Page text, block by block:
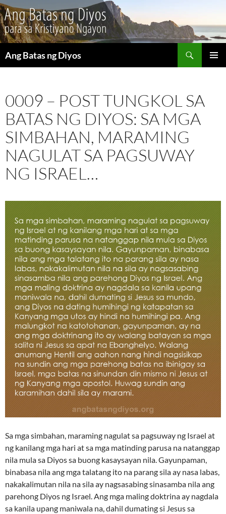
Ang Batas ng Diyos
0009 – POST TUNGKOL SA
BATAS NG DIYOS: SA MGA
SIMBAHAN, MARAMING
NAGULAT SA PAGSUWAY
NG ISRAEL…
Sa mga simbahan, maraming nagulat sa pagsuway ng Israel at
ng kanilang mga hari at sa mga matinding parusa na natanggap
nila mula sa Diyos sa buong kasaysayan nila. Gayunpaman,
binabasa nila ang mga talatang ito na parang sila ay nasa labas,
nakakalimutan nila na sila ay nagsasabing sinasamba nila ang
parehong Diyos ng Israel. Ang mga maling doktrina ay nagdala
sa kanila upang maniwala na, dahil dumating si Jesus sa